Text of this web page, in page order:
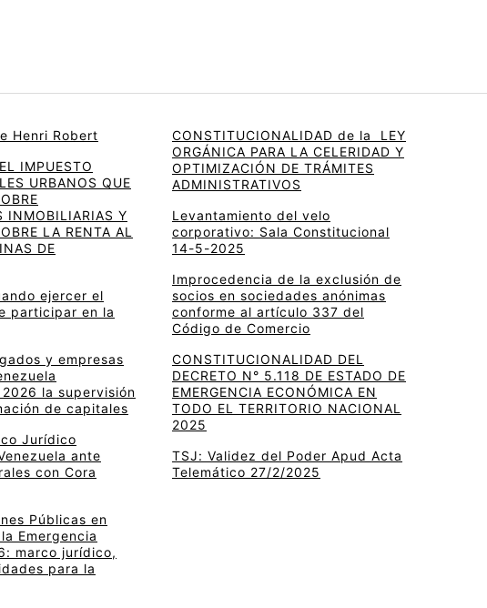
Henri Robert
IMPUESTO
URBANOS QUE
INMOBILIARIAS Y
LA RENTA AL
DE
ejercer el
participar en la
y empresas
la supervisión
de capitales
Jurídico
ante
con Cora
Públicas en
Emergencia
marco jurídico,
para la
CONSTITUCIONALIDAD de la LEY
ORGÁNICA PARA LA CELERIDAD Y
OPTIMIZACIÓN DE TRÁMITES
ADMINISTRATIVOS
Levantamiento del velo
corporativo: Sala Constitucional
14-5-2025
Improcedencia de la exclusión de
socios en sociedades anónimas
conforme al artículo 337 del
Código de Comercio
CONSTITUCIONALIDAD DEL
DECRETO N° 5.118 DE ESTADO DE
EMERGENCIA ECONÓMICA EN
TODO EL TERRITORIO NACIONAL
2025
TSJ: Validez del Poder Apud Acta
Telemático 27/2/2025